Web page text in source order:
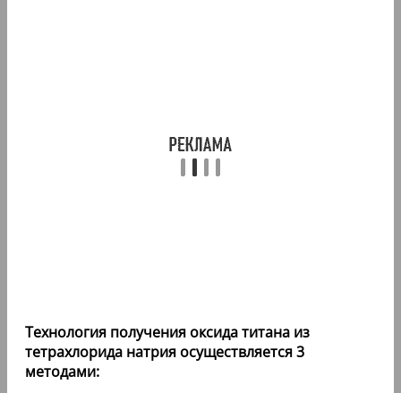
Технология получения оксида титана из
тетрахлорида натрия осуществляется 3
методами: